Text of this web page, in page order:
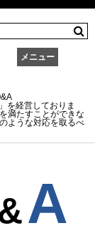
メニュー
を経営しておりま
満たすことができな
ような対応を取るべ
A